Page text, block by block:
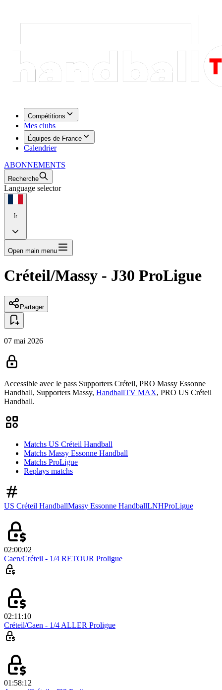
Compétitions
Mes clubs
Équipes de France
Calendrier
ABONNEMENTS
Recherche
Language selector
fr
Open main menu
Créteil/Massy - J30 ProLigue
Partager
07 mai 2026
Accessible avec le pass Supporters Créteil, PRO Massy Essonne
Handball, Supporters Massy, HandballTV MAX, PRO US Créteil
Handball.
Matchs US Créteil Handball
Matchs Massy Essonne Handball
Matchs ProLigue
Replays matchs
US Créteil HandballMassy Essonne HandballLNHProLigue
02:00:02
Caen/Créteil - 1/4 RETOUR Proligue
02:11:10
Créteil/Caen - 1/4 ALLER Proligue
01:58:12